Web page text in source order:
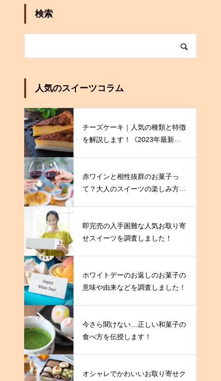
検索
人気のスイーツコラム
チーズケーキ｜人気の種類と特徴
を解説します！《2023年最新
赤ワインと相性抜群のお菓子っ
て？大人のスイーツの楽しみ方を
即完売の入手困難な人気お取り寄
せスイーツを調査しました！
ホワイトデーのお返しのお菓子の
意味や由来などを調査しました！
今さら聞けない…正しい和菓子の
食べ方を伝授します！
オシャレでかわいいお取り寄せク